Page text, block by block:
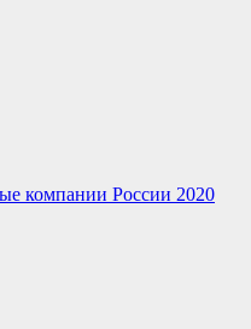
компании России 2020